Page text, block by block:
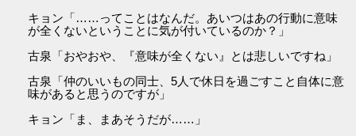
キョン「……ってことはなんだ。あいつはあの行動に意味
が全くないということに気が付いているのか？」
古泉「おやおや、『意味が全くない』とは悲しいですね」
古泉「仲のいいもの同士、5人で休日を過ごすこと自体に意
味があると思うのですが」
キョン「ま、まあそうだが……」